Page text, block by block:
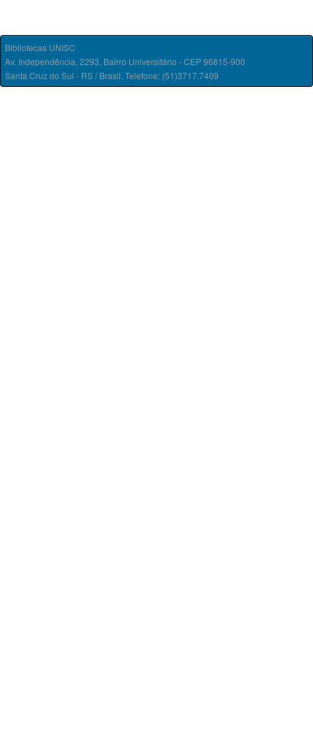
Bibliotecas UNISC
Av. Independência, 2293, Bairro Universitário - CEP 96815-900
Santa Cruz do Sul - RS / Brasil. Telefone: (51)3717.7409